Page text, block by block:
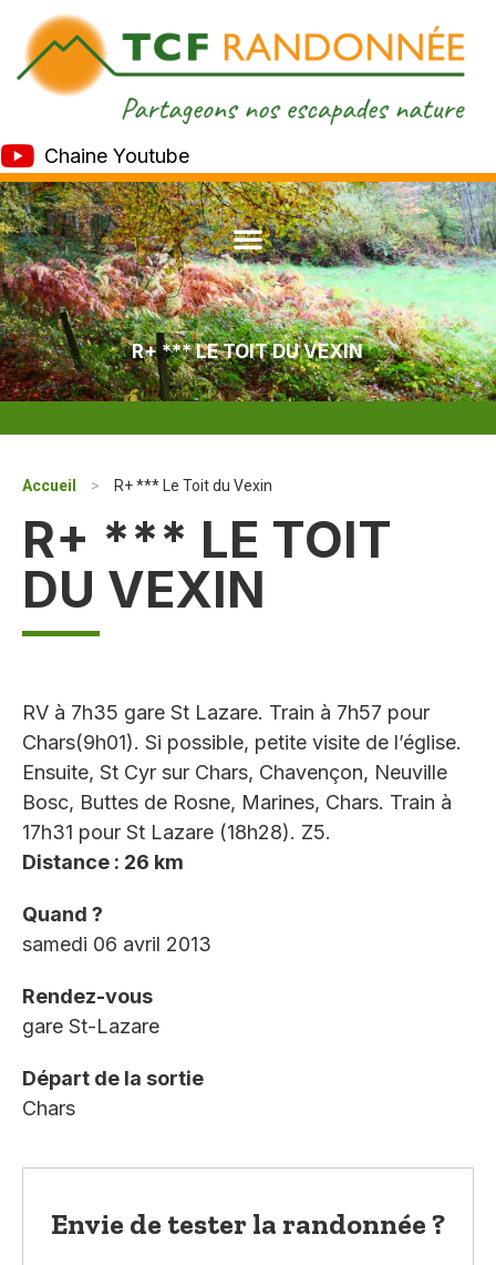
Chaine Youtube
R+ *** LE TOIT DU VEXIN
Accueil > R+ *** Le Toit du Vexin
R+ *** LE TOIT
DU VEXIN
RV à 7h35 gare St Lazare. Train à 7h57 pour
Chars(9h01). Si possible, petite visite de l’église.
Ensuite, St Cyr sur Chars, Chavençon, Neuville
Bosc, Buttes de Rosne, Marines, Chars. Train à
17h31 pour St Lazare (18h28). Z5.
Distance : 26 km
Quand ?
samedi 06 avril 2013
Rendez-vous
gare St-Lazare
Départ de la sortie
Chars
Envie de tester la randonnée ?